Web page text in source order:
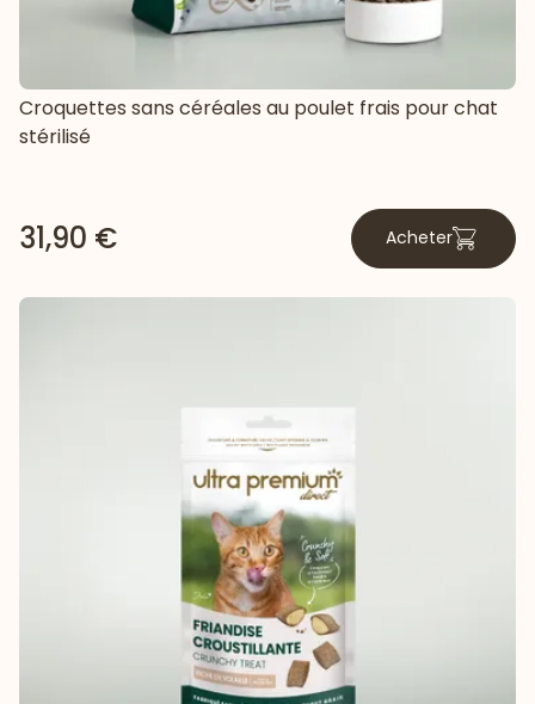
Croquettes sans céréales au poulet frais pour chat
stérilisé
31,90 € Acheter